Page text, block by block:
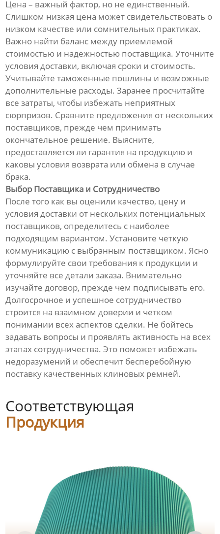
Цена – важный фактор, но не единственный.
Слишком низкая цена может свидетельствовать о
низком качестве или сомнительных практиках.
Важно найти баланс между приемлемой
стоимостью и надежностью поставщика. Уточните
условия доставки, включая сроки и стоимость.
Учитывайте таможенные пошлины и возможные
дополнительные расходы. Заранее просчитайте
все затраты, чтобы избежать неприятных
сюрпризов. Сравните предложения от нескольких
поставщиков, прежде чем принимать
окончательное решение. Выясните,
предоставляется ли гарантия на продукцию и
каковы условия возврата или обмена в случае
брака.
Выбор Поставщика и Сотрудничество
После того как вы оценили качество, цену и
условия доставки от нескольких потенциальных
поставщиков, определитесь с наиболее
подходящим вариантом. Установите четкую
коммуникацию с выбранным поставщиком. Ясно
формулируйте свои требования к продукции и
уточняйте все детали заказа. Внимательно
изучайте договор, прежде чем подписывать его.
Долгосрочное и успешное сотрудничество
строится на взаимном доверии и четком
понимании всех аспектов сделки. Не бойтесь
задавать вопросы и проявлять активность на всех
этапах сотрудничества. Это поможет избежать
недоразумений и обеспечит бесперебойную
поставку качественных клиновых ремней.
Соответствующая
Продукция